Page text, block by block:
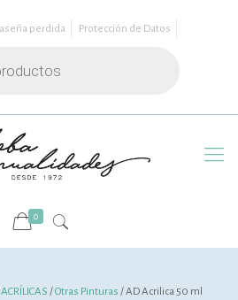
perdida
Protección de Datos
0
ACRÍLICAS /Otras Pinturas / AD Acrilica 50 ml